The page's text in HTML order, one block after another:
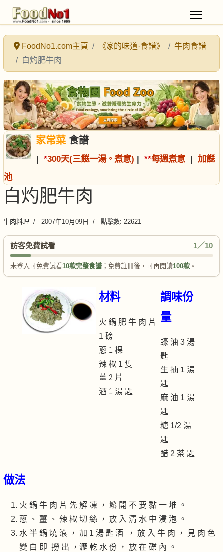
FoodNo1.com主頁 《家的味道·食譜》
牛肉食譜
白灼肥牛肉
家常菜食譜
| *300天(三餸一湯。煮意) | **每週煮意 | 加餸
池
白灼肥牛肉
牛肉料理 2007年10月09日 點擊數: 22621
訪客免費試看 1／10
未登入可免費試看10款完整食譜 ；免費註冊後，可再閱讀100款 。
材料
火 鍋 肥 牛 肉 片
1 磅
蔥 1 棵
辣 椒 1 隻
薑 2 片
酒 1 湯 匙
調味份
量
蠔 油 3 湯
匙
生 抽 1 湯
匙
麻 油 1 湯
匙
糖 1/2 湯
匙
醋 2 茶 匙
做法
火 鍋 牛 肉 片 先 解 凍 ， 鬆 開 不 要 黏 一 堆 。
蔥 、 薑 、 辣 椒 切 絲 ， 放 入 清 水 中 浸 泡 。
水 半 鍋 燒 滾 ， 加 1 湯 匙 酒 ， 放 入 牛 肉 ， 見 肉 色
變 白 即 撈 出 ，瀝 乾 水 份 ， 放 在 碟 內 。